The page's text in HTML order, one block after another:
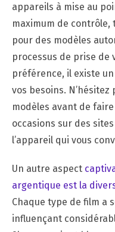
appareils à mise au
maximum de contrôle,
pour des modèles
processus de prise de
préférence, il existe
vos besoins.
modèles avant de
occasions sur des
l’appareil qui vous
Un autre aspect
argentique est la
Chaque type de film a
influençant